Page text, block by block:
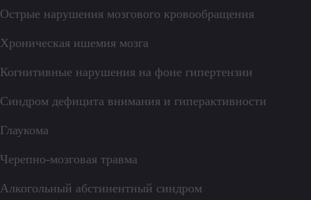
Острые нарушения мозгового кровообращения
Хроническая ишемия мозга
Когнитивные нарушения на фоне гипертензии
Синдром дефицита внимания и гиперактивности
Глаукома
Черепно-мозговая травма
Алкогольный абстинентный синдром